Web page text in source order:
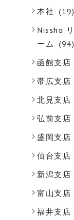
本社
Nissho
ーム
函館支店
帯広支店
北見支店
弘前支店
盛岡支店
仙台支店
新潟支店
富山支店
福井支店